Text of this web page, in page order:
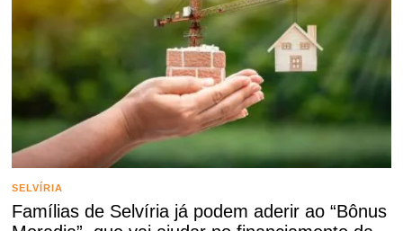
SELVÍRIA
Famílias de Selvíria já podem aderir ao “Bônus